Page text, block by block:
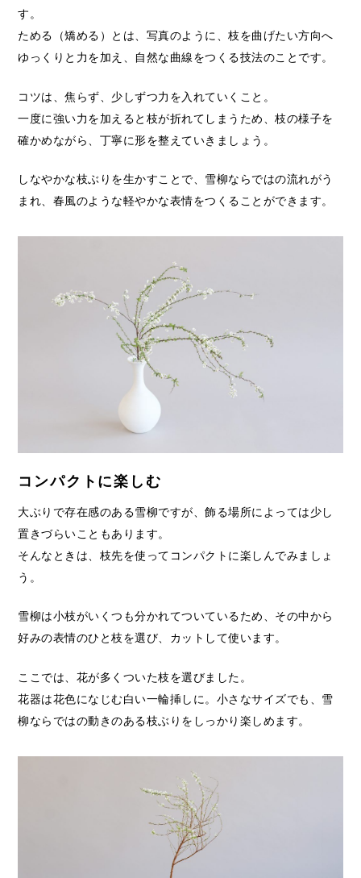
す。
ためる（矯める）とは、写真のように、枝を曲げたい方向へ
ゆっくりと力を加え、自然な曲線をつくる技法のことです。
コツは、焦らず、少しずつ力を入れていくこと。
一度に強い力を加えると枝が折れてしまうため、枝の様子を
確かめながら、丁寧に形を整えていきましょう。
しなやかな枝ぶりを生かすことで、雪柳ならではの流れがう
まれ、春風のような軽やかな表情をつくることができます。
コンパクトに楽しむ
大ぶりで存在感のある雪柳ですが、飾る場所によっては少し
置きづらいこともあります。
そんなときは、枝先を使ってコンパクトに楽しんでみましょ
う。
雪柳は小枝がいくつも分かれてついているため、その中から
好みの表情のひと枝を選び、カットして使います。
ここでは、花が多くついた枝を選びました。
花器は花色になじむ白い一輪挿しに。小さなサイズでも、雪
柳ならではの動きのある枝ぶりをしっかり楽しめます。